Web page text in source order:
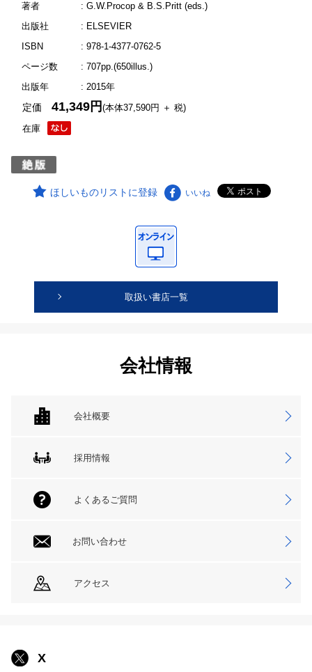
著者
: G.W.Procop & B.S.Pritt (eds.)
出版社
: ELSEVIER
ISBN
: 978-1-4377-0762-5
ページ数
: 707pp.(650illus.)
出版年
: 2015年
在庫
定価41,349円(本体37,590円 ＋ 税)
ほしいものリストに登録 いいね
取扱い書店一覧
会社情報
会社概要
採用情報
よくあるご質問
お問い合わせ
アクセス
X